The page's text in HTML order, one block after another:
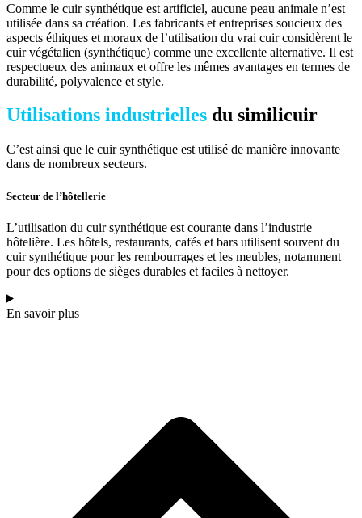
Comme le cuir synthétique est artificiel, aucune peau animale n’est
utilisée dans sa création. Les fabricants et entreprises soucieux des
aspects éthiques et moraux de l’utilisation du vrai cuir considèrent le
cuir végétalien (synthétique) comme une excellente alternative. Il est
respectueux des animaux et offre les mêmes avantages en termes de
durabilité, polyvalence et style.
Utilisations industrielles du similicuir
C’est ainsi que le cuir synthétique est utilisé de manière innovante
dans de nombreux secteurs.
Secteur de l’hôtellerie
L’utilisation du cuir synthétique est courante dans l’industrie
hôtelière. Les hôtels, restaurants, cafés et bars utilisent souvent du
cuir synthétique pour les rembourrages et les meubles, notamment
pour des options de sièges durables et faciles à nettoyer.
En savoir plus